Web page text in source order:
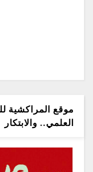
موقع المراكشية
العلمي.. والابتكار